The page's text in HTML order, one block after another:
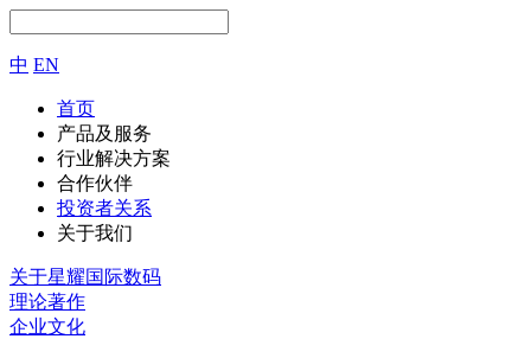
中 EN
首页
产品及服务
行业解决方案
合作伙伴
投资者关系
关于我们
关于星耀国际数码
理论著作
企业文化